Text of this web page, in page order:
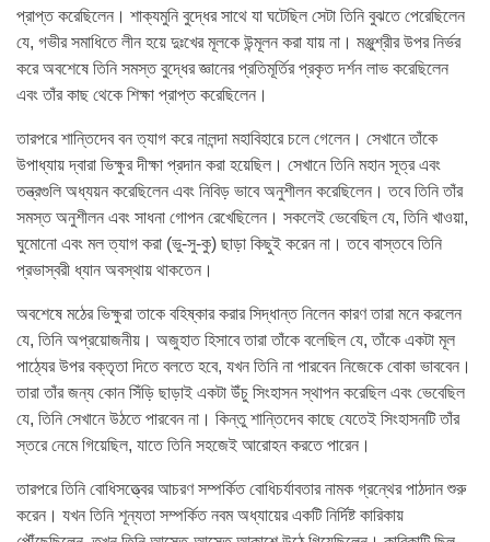
প্রাপ্ত করেছিলেন। শাক্যমুনি বুদ্ধের সাথে যা ঘটেছিল সেটা তিনি বুঝতে পেরেছিলেন
যে, গভীর সমাধিতে লীন হয়ে দুঃখের মূলকে উন্মূলন করা যায় না। মঞ্জুশ্রীর উপর নির্ভর
করে অবশেষে তিনি সমস্ত বুদ্ধের জ্ঞানের প্রতিমূর্তির প্রকৃত দর্শন লাভ করেছিলেন
এবং তাঁর কাছ থেকে শিক্ষা প্রাপ্ত করেছিলেন।
তারপরে শান্তিদেব বন ত্যাগ করে নালন্দা মহাবিহারে চলে গেলেন। সেখানে তাঁকে
উপাধ্যায় দ্বারা ভিক্ষুর দীক্ষা প্রদান করা হয়েছিল। সেখানে তিনি মহান সূত্র এবং
তন্ত্রগুলি অধ্যয়ন করেছিলেন এবং নিবিড় ভাবে অনুশীলন করেছিলেন। তবে তিনি তাঁর
সমস্ত অনুশীলন এবং সাধনা গোপন রেখেছিলেন। সকলেই ভেবেছিল যে, তিনি খাওয়া,
ঘুমোনো এবং মল ত্যাগ করা (ভু-সু-কু) ছাড়া কিছুই করেন না। তবে বাস্তবে তিনি
প্রভাস্বরী ধ্যান অবস্থায় থাকতেন।
অবশেষে মঠের ভিক্ষুরা তাকে বহিষ্কার করার সিদ্ধান্ত নিলেন কারণ তারা মনে করলেন
যে, তিনি অপ্রয়োজনীয়। অজুহাত হিসাবে তারা তাঁকে বলেছিল যে, তাঁকে একটা মূল
পাঠ্যের উপর বক্তৃতা দিতে বলতে হবে, যখন তিনি না পারবেন নিজেকে বোকা ভাববেন।
তারা তাঁর জন্য কোন সিঁড়ি ছাড়াই একটা উঁচু সিংহাসন স্থাপন করেছিল এবং ভেবেছিল
যে, তিনি সেখানে উঠতে পারবেন না। কিন্তু শান্তিদেব কাছে যেতেই সিংহাসনটি তাঁর
স্তরে নেমে গিয়েছিল, যাতে তিনি সহজেই আরোহন করতে পারেন।
তারপরে তিনি বোধিসত্ত্বের আচরণ সম্পর্কিত বোধিচর্যাবতার নামক গ্রন্থের পাঠদান শুরু
করেন। যখন তিনি শূন্যতা সম্পর্কিত নবম অধ্যায়ের একটি নির্দিষ্ট কারিকায়